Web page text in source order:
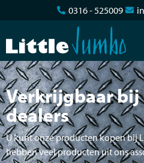
0316 - 525009
Verkrijgbaar
dealers
U kunt onze producten kopen bij
hebben veel producten uit ons